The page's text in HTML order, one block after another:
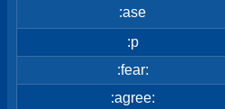
:ase
:p
:fear:
:agree: